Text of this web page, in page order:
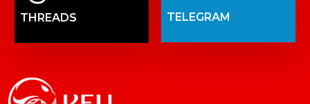
THREADS TELEGRAM